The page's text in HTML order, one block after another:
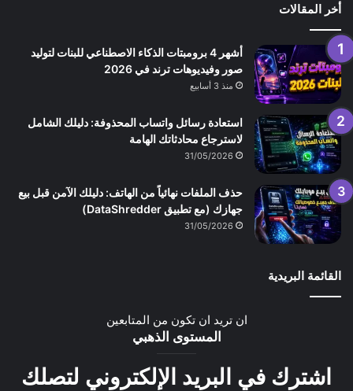
أخر المقالات
أشهر 4 برومبتات الذكاء الاصطناعي للبنات لتوليد
صور وفيديوهات ترند في 2026
منذ 3 أسابيع
استعادة رسائل واتساب المحذوفة: دليلك الشامل
لاسترجاع محادثاتك الهامة
31/05/2026
حذف الملفات نهائياً من الهاتف: دليلك الآمن قبل بيع
جهازك (مع تطبيق DataShredder)
31/05/2026
القائمة البريدية
ان تريد ان تكون من المتابعين
المستوى الذهبي
اشترك في البريد الإلكتروني لتصلك